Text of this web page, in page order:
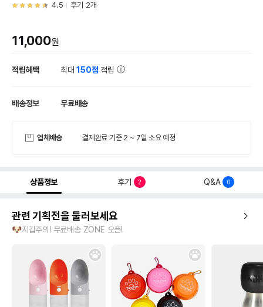
4.5 후기 2개
11,000원
적립혜택 최대150점 적립
배송정보 무료배송
업체배송 결제완료 기준 2 ~ 7일 소요 예정
상품정보 후기 2 Q&A 0
관련 기획전을 둘러보세요
🐶지갑주의! 무료배송 ZONE 오픈!